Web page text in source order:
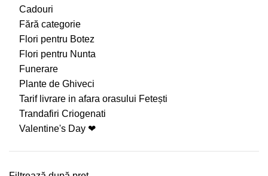
Cadouri
Fără categorie
Flori pentru Botez
Flori pentru Nunta
Funerare
Plante de Ghiveci
Tarif livrare in afara orasului Fetești
Trandafiri Criogenati
Valentine's Day ❤